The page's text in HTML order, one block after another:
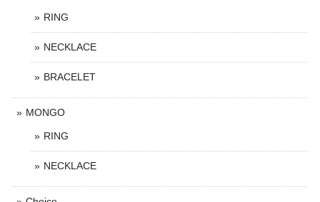
RING
NECKLACE
BRACELET
MONGO
RING
NECKLACE